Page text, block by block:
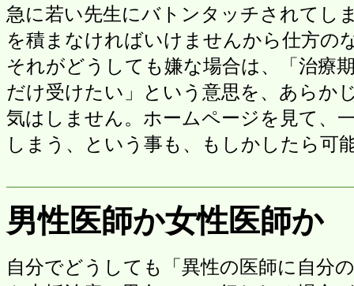
急に若い先生にバトンタッチされてし
を積まなければいけませんから仕方の
それがどうしても嫌な場合は、「治療
だけ受けたい」という意思を、あらか
気はしません。ホームページを見て、
しまう、という事も、もしかしたら可
男性医師か女性医師か
自分でどうしても「異性の医師に自分